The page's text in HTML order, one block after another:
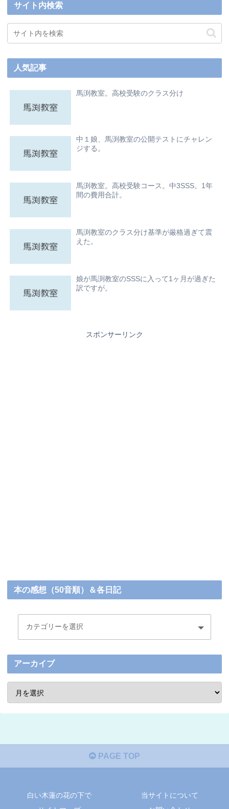
サイト内検索
人気記事
馬渕教室。高校受験のクラス分け
中１娘、馬渕教室の公開テストにチャレン
ジする。
馬渕教室。高校受験コース。中3SSS。1年
間の費用合計。
馬渕教室のクラス分け基準が厳格過ぎて震
えた。
娘が馬渕教室のSSSに入って1ヶ月が過ぎた
訳ですが。
スポンサーリンク
本の感想（50音順）＆各日記
アーカイブ
PAGE TOP
白い木蓮の花の下で
当サイトについて